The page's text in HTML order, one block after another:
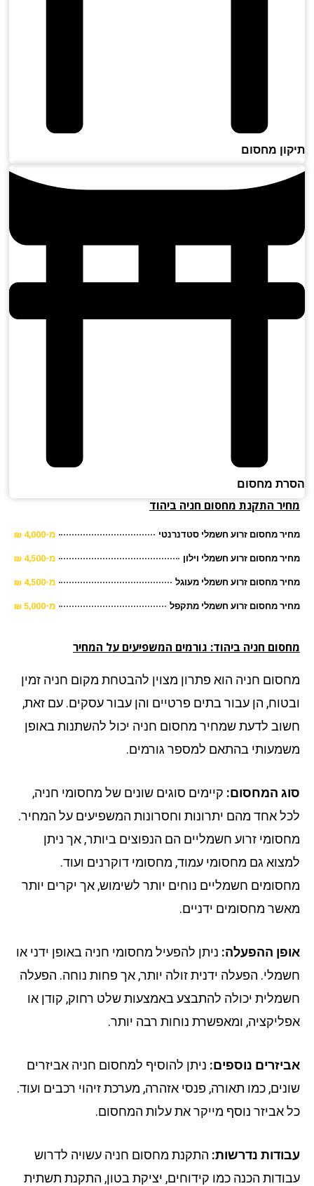
מחסום
מחסום
התקנת מחסום חניה ביהוד
מחסום זרוע חשמלי סטדנרנטי מ-4,000 ₪
מחסום זרוע חשמלי וילון מ-4,500 ₪
מחסום זרוע חשמלי מעוגל מ-4,500 ₪
מחסום זרוע חשמלי מתקפל מ-5,000 ₪
חניה ביהוד: גורמים המשפיעים על המחיר
חניה הוא פתרון מצוין להבטחת מקום חניה זמין
הן עבור בתים פרטיים והן עבור עסקים. עם זאת,
לדעת שמחיר מחסום חניה יכול להשתנות באופן
בהתאם למספר גורמים.
המחסום:קיימים סוגים שונים של מחסומי חניה,
אחד מהם יתרונות וחסרונות המשפיעים על המחיר.
זרוע חשמליים הם הנפוצים ביותר, אך ניתן
גם מחסומי עמוד, מחסומי דוקרנים ועוד.
חשמליים נוחים יותר לשימוש, אך יקרים יותר
מחסומים ידניים.
ההפעלה:ניתן להפעיל מחסומי חניה באופן ידני או
הפעלה ידנית זולה יותר, אך פחות נוחה. הפעלה
יכולה להתבצע באמצעות שלט רחוק, קודן או
ומאפשרת נוחות רבה יותר.
נוספים:ניתן להוסיף למחסום חניה אביזרים
כמו תאורה, פנסי אזהרה, מערכת זיהוי רכבים ועוד.
אביזר נוסף מייקר את עלות המחסום.
נדרשות:התקנת מחסום חניה עשויה לדרוש
הכנה כמו קידוחים, יציקת בטון, התקנת תשתית